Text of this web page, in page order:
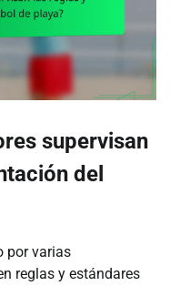
supervisan
del
por varias
reglas y estándares